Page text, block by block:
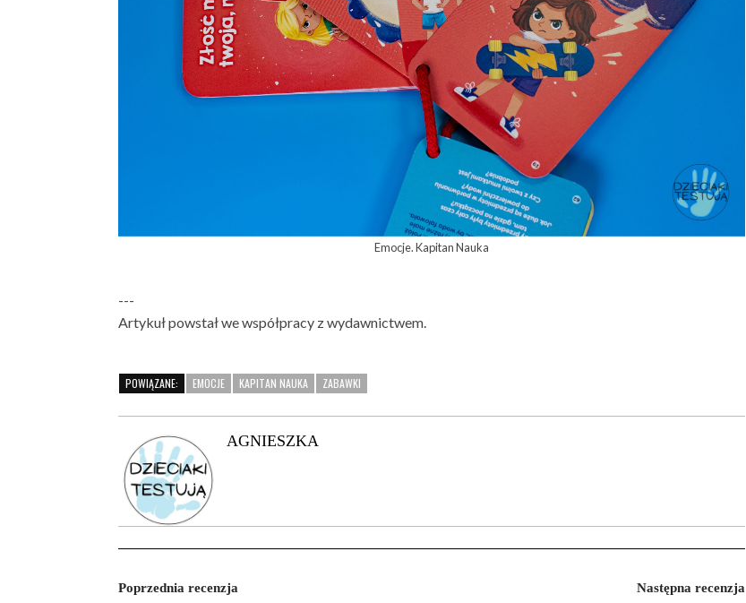
Emocje. Kapitan Nauka
---
Artykuł powstał we współpracy z wydawnictwem.
POWIĄZANE: EMOCJE KAPITAN NAUKA ZABAWKI
AGNIESZKA
Poprzednia recenzja Następna recenzja